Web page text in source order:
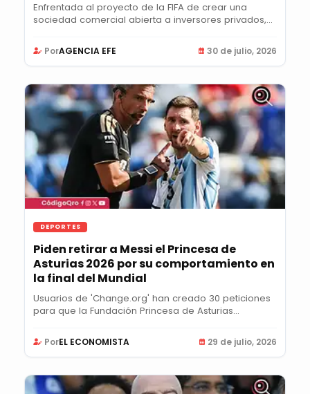
Enfrentada al proyecto de la FIFA de crear una
sociedad comercial abierta a inversores privados,
PorAGENCIA EFE 30 de julio, 2026
DEPORTES
Piden retirar a Messi el Princesa de
Asturias 2026 por su comportamiento en
la final del Mundial
Usuarios de 'Change.org' han creado 30 peticiones
para que la Fundación Princesa de Asturias...
PorEL ECONOMISTA 29 de julio, 2026